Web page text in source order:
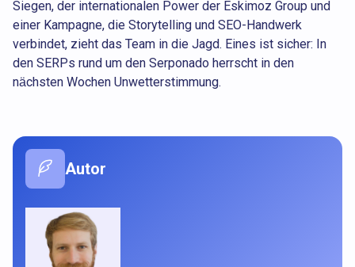
Siegen, der internationalen Power der Eskimoz Group und
einer Kampagne, die Storytelling und SEO-Handwerk
verbindet, zieht das Team in die Jagd. Eines ist sicher: In
den SERPs rund um den Serponado herrscht in den
nächsten Wochen Unwetterstimmung.
Autor